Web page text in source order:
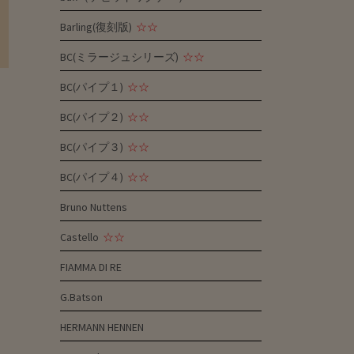
Barling(復刻版) ☆☆
BC(ミラージュシリーズ) ☆☆
BC(パイプ１) ☆☆
BC(パイプ２) ☆☆
BC(パイプ３) ☆☆
BC(パイプ４) ☆☆
Bruno Nuttens
Castello ☆☆
FIAMMA DI RE
G.Batson
HERMANN HENNEN